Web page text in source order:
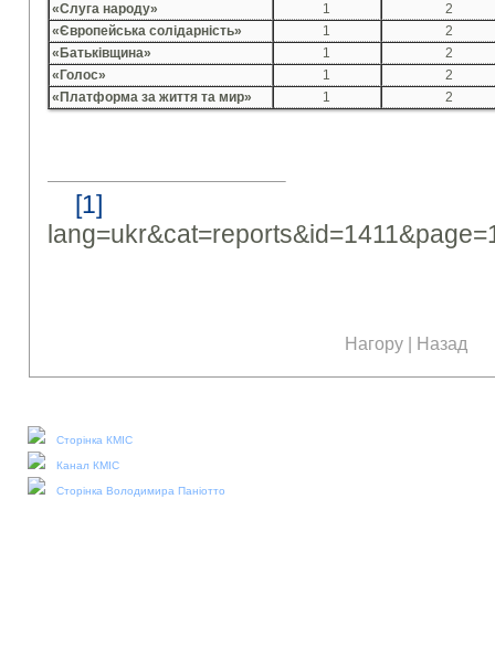
«Слуга народу»
1
2
«Європейська солідарність»
1
2
«Батьківщина»
1
2
«Голос»
1
2
«Платформа за життя та мир»
1 2
[1]
Нагору | Назад
Сторінка КМІС
Канал КМІС
Сторінка Володимира Паніотто